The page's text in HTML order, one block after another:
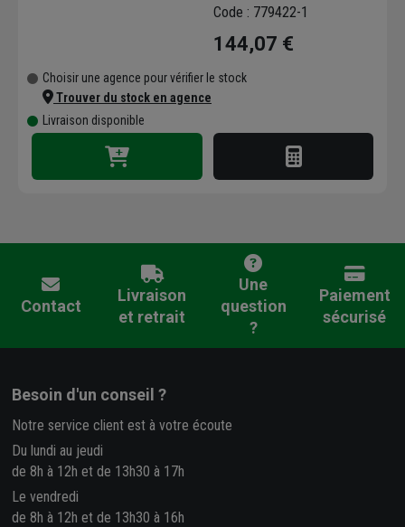
25,4 mm
Code : 779422-1
144,07 €
Choisir une agence pour vérifier le stock
Trouver du stock en agence
Livraison disponible
Contact
Livraison
et retrait
Une
question
?
Paiement
sécurisé
Besoin d'un conseil ?
Notre service client est à votre écoute
Du lundi au jeudi
de 8h à 12h et de 13h30 à 17h
Le vendredi
de 8h à 12h et de 13h30 à 16h